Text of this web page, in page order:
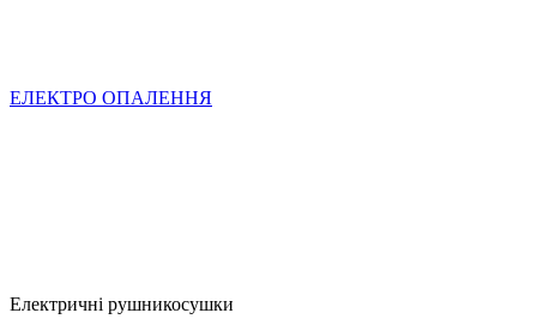
ЕЛЕКТРО ОПАЛЕННЯ
Електричні рушникосушки